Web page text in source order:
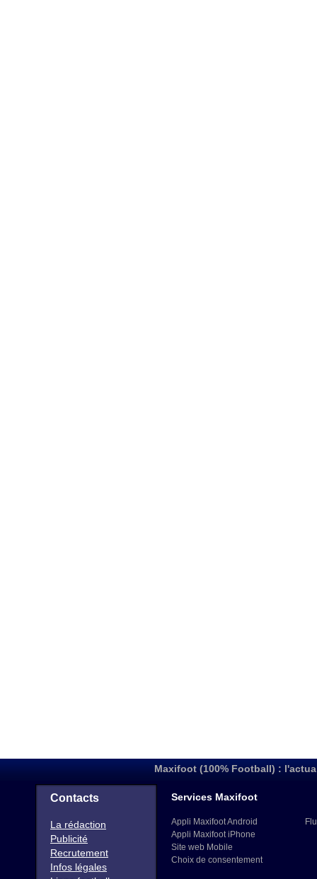
Maxifoot (100% Football) :
Contacts
La rédaction
Publicité
Recrutement
Infos légales
Services Maxifoot
Appli Maxifoot Android
Appli Maxifoot iPhone
Site web Mobile
Choix de consentement